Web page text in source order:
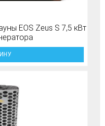
EOS Zeus S 7,5 кВт